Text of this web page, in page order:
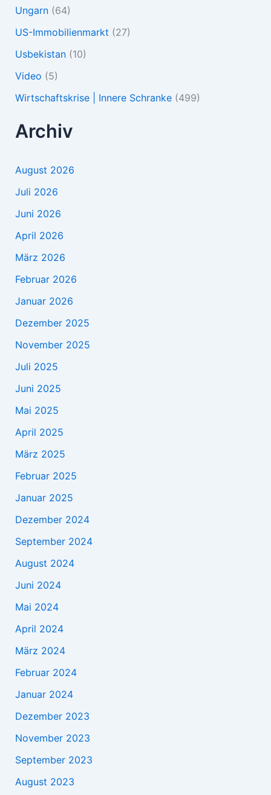
Ungarn(64)
US-Immobilienmarkt (27)
Usbekistan(10)
Video (5)
Wirtschaftskrise | Innere Schranke(499)
Archiv
August 2026
Juli 2026
Juni 2026
April 2026
März 2026
Februar 2026
Januar 2026
Dezember 2025
November 2025
Juli 2025
Juni 2025
Mai 2025
April 2025
März 2025
Februar 2025
Januar 2025
Dezember 2024
September 2024
August 2024
Juni 2024
Mai 2024
April 2024
März 2024
Februar 2024
Januar 2024
Dezember 2023
November 2023
September 2023
August 2023